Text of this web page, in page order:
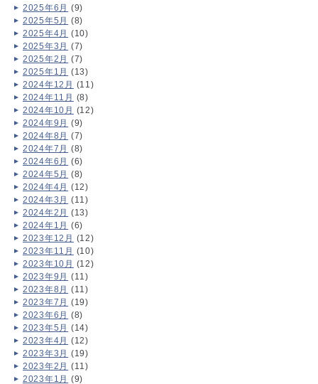
2025年6月 (9)
2025年5月 (8)
2025年4月 (10)
2025年3月 (7)
2025年2月 (7)
2025年1月 (13)
2024年12月 (11)
2024年11月 (8)
2024年10月 (12)
2024年9月 (9)
2024年8月 (7)
2024年7月 (8)
2024年6月 (6)
2024年5月 (8)
2024年4月 (12)
2024年3月 (11)
2024年2月 (13)
2024年1月 (6)
2023年12月 (12)
2023年11月 (10)
2023年10月 (12)
2023年9月 (11)
2023年8月 (11)
2023年7月 (19)
2023年6月 (8)
2023年5月 (14)
2023年4月 (12)
2023年3月 (19)
2023年2月 (11)
2023年1月 (9)